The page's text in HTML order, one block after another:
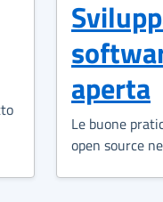
aperta
Le buone
open source